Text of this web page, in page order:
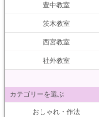
豊中教室
茨木教室
西宮教室
社外教室
カテゴリーを選ぶ
おしゃれ・作法